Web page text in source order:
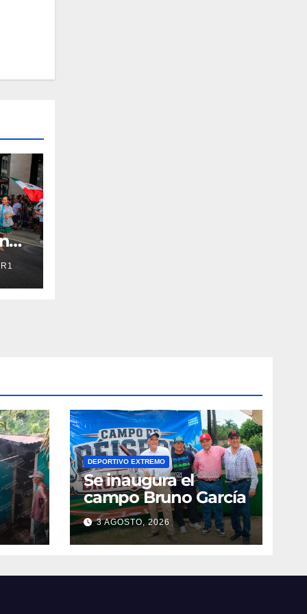
DEPORTIVO EXTREMO
Se inaugura el
campo Bruno García
3 AGOSTO, 2026